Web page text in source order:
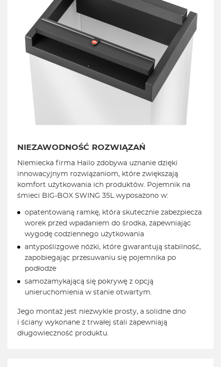
NIEZAWODNOŚĆ ROZWIĄZAŃ
Niemiecka firma Hailo zdobywa uznanie dzięki
innowacyjnym rozwiązaniom, które zwiększają
komfort użytkowania ich produktów. Pojemnik na
śmieci BIG-BOX SWING 35L wyposażono w:
opatentowaną ramkę, która skutecznie zabezpiecza
worek przed wpadaniem do środka, zapewniając
wygodę codziennego użytkowania
antypoślizgowe nóżki, które gwarantują stabilność,
zapobiegając przesuwaniu się pojemnika po
podłodze
samozamykającą się pokrywę z opcją
unieruchomienia w stanie otwartym.
Jego montaż jest niezwykle prosty, a solidne dno
i ściany wykonane z trwałej stali zapewniają
długowieczność produktu.